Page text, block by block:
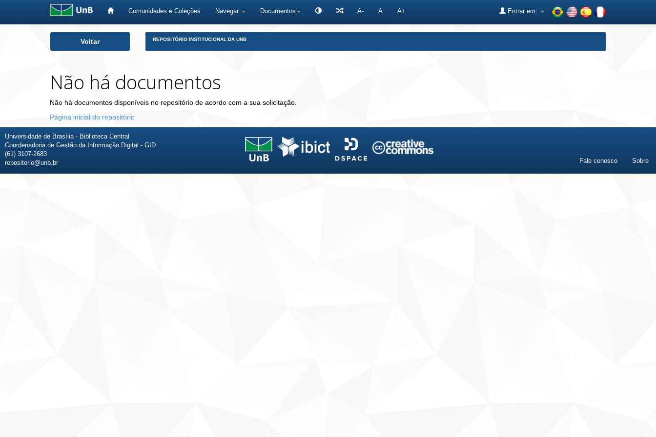
Comunidades e Coleções Navegar Documentos A- A A+ Entrar em:
Voltar REPOSITÓRIO INSTITUCIONAL DA UNB
Não há documentos
Não há documentos disponíveis no repositório de acordo com a sua solicitação.
Página inicial do repositório
Universidade de Brasília - Biblioteca Central
Coordenadoria de Gestão da Informação Digital - GID
(61) 3107-2683
repositorio@unb.br
Fale conosco Sobre